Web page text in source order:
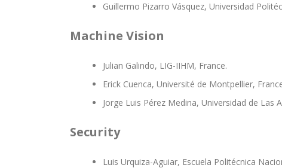
Guillermo Pizarro Vásquez, Universidad
Machine Vision
Julian Galindo, LIG-IIHM, France.
Erick Cuenca, Université de Montpellier,
Jorge Luis Pérez Medina, Universidad de Las
Security
Luis Urquiza-Aguiar, Escuela Politécnica